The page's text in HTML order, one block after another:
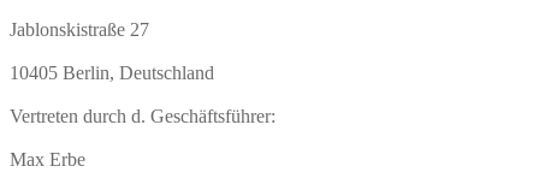
Verlag
Jablonskistraße 27
10405 Berlin, Deutschland
Vertreten durch d. Geschäftsführer:
Max Erbe